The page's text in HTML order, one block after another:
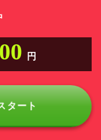
円
タート